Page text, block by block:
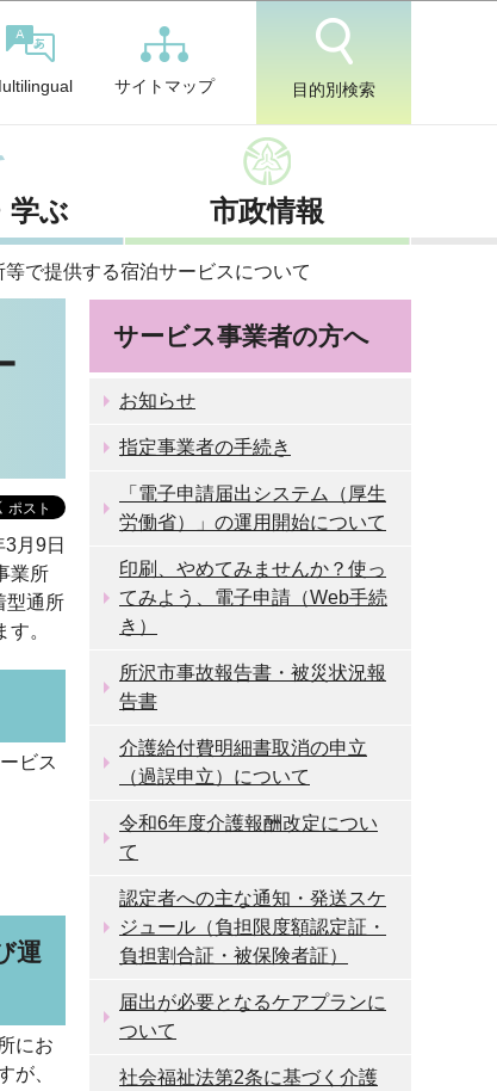
サイトマップ 目的別検索
学ぶ 市政情報
で提供する宿泊サービスについて
月9日
業所
型通所
。
ビス
運
にお
が、
サービス事業者の方へ
お知らせ
指定事業者の手続き
「電子申請届出システム（厚生
労働省）」の運用開始について
印刷、やめてみませんか？使っ
てみよう、電子申請（Web手続
き）
所沢市事故報告書・被災状況報
告書
介護給付費明細書取消の申立
（過誤申立）について
令和6年度介護報酬改定につい
て
認定者への主な通知・発送スケ
ジュール（負担限度額認定証・
負担割合証・被保険者証）
届出が必要となるケアプランに
ついて
社会福祉法第2条に基づく介護